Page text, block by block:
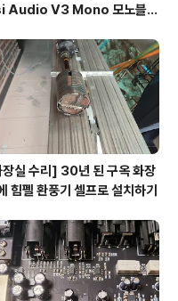
Audio V3 Mono 모노블럭
실 수리] 30년 된 구옥 화장
힘펠 환풍기 셀프로 설치하기